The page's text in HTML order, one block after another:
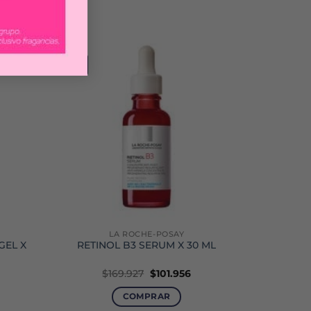
X
LA ROCHE-POSAY
RETINOL B3 SERUM X 30 ML
$169.927 El
precio
original
era:
$101.956El
COMPRAR